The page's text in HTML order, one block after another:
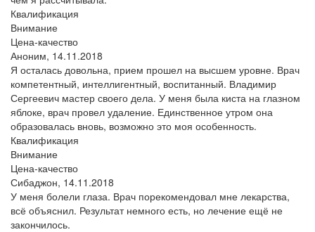
Квалификация
Внимание
Цена-качество
Аноним, 14.11.2018
Я осталась довольна, прием прошел на высшем уровне. Врач
компетентный, интеллигентный, воспитанный. Владимир
Сергеевич мастер своего дела. У меня была киста на глазном
яблоке, врач провел удаление. Единственное утром она
образовалась вновь, возможно это моя особенность.
Квалификация
Внимание
Цена-качество
Сибаджон, 14.11.2018
У меня болели глаза. Врач порекомендовал мне лекарства,
всё объяснил. Результат немного есть, но лечение ещё не
закончилось.